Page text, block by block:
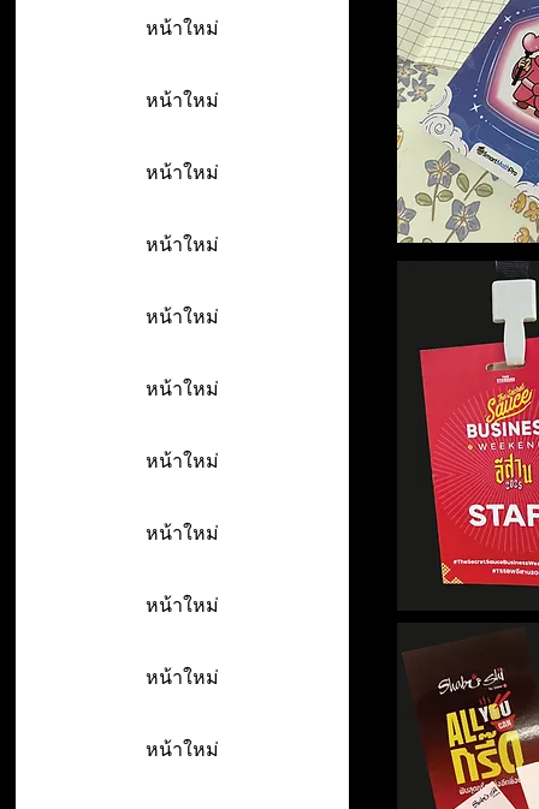
หน้าใหม่
หน้าใหม่
หน้าใหม่
หน้าใหม่
หน้าใหม่
หน้าใหม่
หน้าใหม่
หน้าใหม่
หน้าใหม่
หน้าใหม่
หน้าใหม่